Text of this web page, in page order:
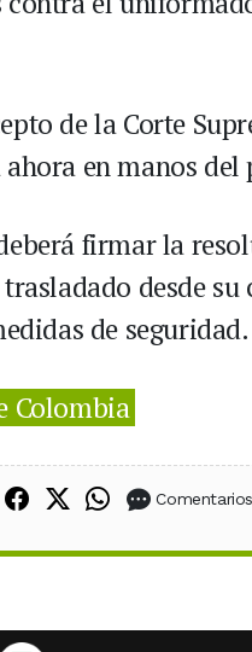
de la Corte
en manos
firmar la
trasladado desde
de seguridad.
Colombia
Compartir en
Compartir en X
Compartir
Comentarios